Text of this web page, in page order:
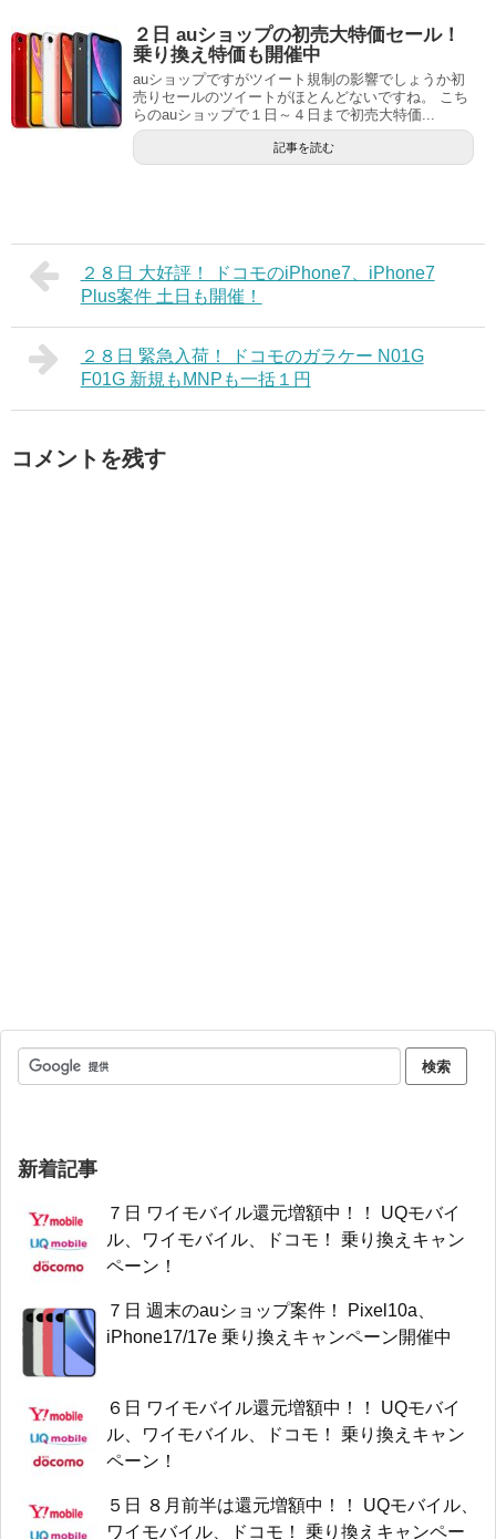
２日 auショップの初売大特価セール！
乗り換え特価も開催中
auショップですがツイート規制の影響でしょうか初
売りセールのツイートがほとんどないですね。 こち
らのauショップで１日～４日まで初売大特価...
記事を読む
２８日 大好評！ ドコモのiPhone7、iPhone7
Plus案件 土日も開催！
２８日 緊急入荷！ ドコモのガラケー N01G
F01G 新規もMNPも一括１円
コメントを残す
新着記事
７日 ワイモバイル還元増額中！！ UQモバイ
ル、ワイモバイル、ドコモ！ 乗り換えキャン
ペーン！
７日 週末のauショップ案件！ Pixel10a、
iPhone17/17e 乗り換えキャンペーン開催中
６日 ワイモバイル還元増額中！！ UQモバイ
ル、ワイモバイル、ドコモ！ 乗り換えキャン
ペーン！
５日 ８月前半は還元増額中！！ UQモバイル、
ワイモバイル、ドコモ！ 乗り換えキャンペー